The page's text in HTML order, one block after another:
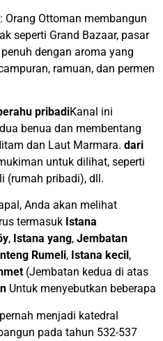
Orang Ottoman membangun
seperti Grand Bazaar, pasar
dengan aroma yang
ramuan, dan permen
pribadiKanal ini
benua dan membentang
dan Laut Marmara. dari
untuk dilihat, seperti
(rumah pribadi), dll.
Anda akan melihat
termasuk Istana
, Istana yang, Jembatan
Rumeli, Istana kecil ,
(Jembatan kedua di atas
Untuk menyebutkan beberapa
menjadi katedral
pada tahun 532-537